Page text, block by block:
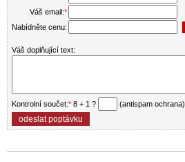
Váš email:*
Nabídněte cenu:
Váš doplňující text:
Kontrolní součet:*8 + 1 ? (antispam ochrana)